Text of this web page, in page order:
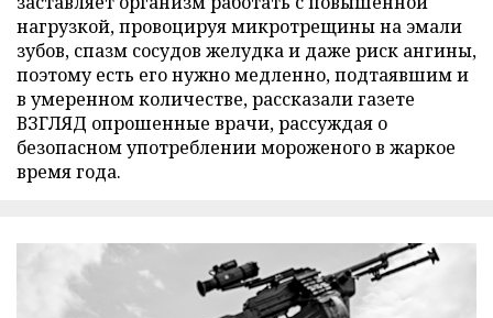
нагрузкой, провоцируя микротрещины на эмали
зубов, спазм сосудов желудка и даже риск ангины,
поэтому есть его нужно медленно, подтаявшим и
в умеренном количестве, рассказали газете
ВЗГЛЯД опрошенные врачи, рассуждая о
безопасном употреблении мороженого в жаркое
время года.